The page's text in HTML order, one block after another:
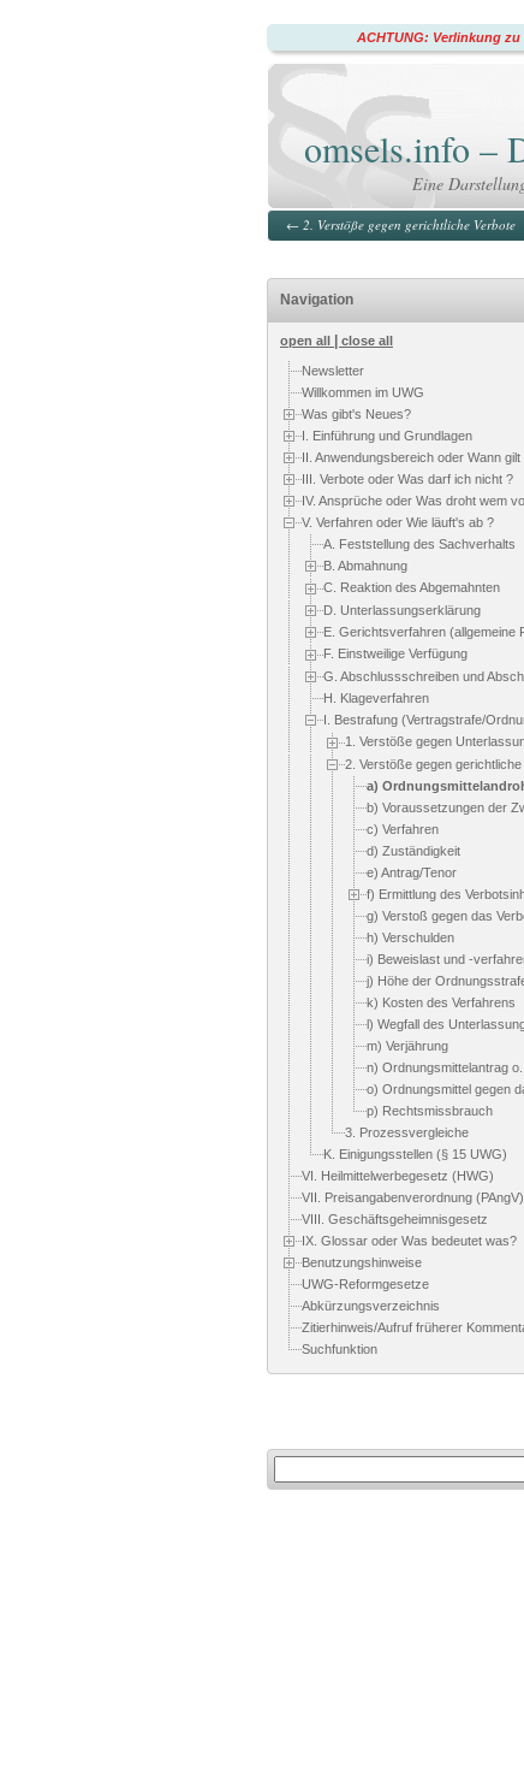
ACHTUNG: Verlinkung zu
omsels.info –
Eine
← 2. Verstöße gegen gerichtliche Verbote
Navigation
open all close all
Newsletter
Willkommen im UWG
Was gibt's Neues?
I. Einführung und Grundlagen
II. Anwendungsbereich oder Wann
III. Verbote oder Was darf ich nicht ?
IV. Ansprüche oder Was droht wem
V. Verfahren oder Wie läuft's ab ?
A. Feststellung des Sachverhalts
B. Abmahnung
C. Reaktion des Abgemahnten
D. Unterlassungserklärung
E. Gerichtsverfahren (allgemeine
F. Einstweilige Verfügung
G. Abschlussschreiben und
H. Klageverfahren
I. Bestrafung (Vertragstrafe/
1. Verstöße gegen
2. Verstöße gegen gerichtliche
a)
b) Voraussetzungen der
c) Verfahren
d) Zuständigkeit
e) Antrag/Tenor
f) Ermittlung des
g) Verstoß gegen das
h) Verschulden
i) Beweislast und -
j) Höhe der
k) Kosten des Verfahrens
l) Wegfall des
m) Verjährung
n) Ordnungsmittelantrag
o) Ordnungsmittel gegen
p) Rechtsmissbrauch
3. Prozessvergleiche
K. Einigungsstellen (§ 15 UWG)
VI. Heilmittelwerbegesetz (HWG)
VII. Preisangabenverordnung (PAngV)
VIII. Geschäftsgeheimnisgesetz
IX. Glossar oder Was bedeutet was?
Benutzungshinweise
UWG-Reformgesetze
Abkürzungsverzeichnis
Zitierhinweis/Aufruf früherer
Suchfunktion